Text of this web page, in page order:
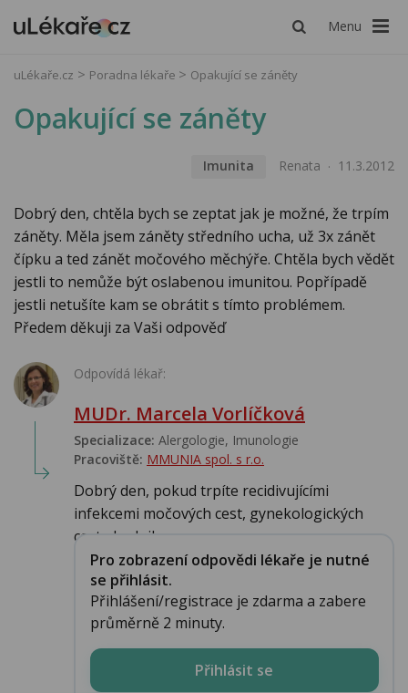
Menu
uLékaře.cz Poradna lékaře Opakující se záněty
Opakující se záněty
Imunita Renata 11.3.2012
Dobrý den, chtěla bych se zeptat jak je možné, že trpím
záněty. Měla jsem záněty středního ucha, už 3x zánět
čípku a ted zánět močového měchýře. Chtěla bych vědět
jestli to nemůže být oslabenou imunitou. Popřípadě
jestli netušíte kam se obrátit s tímto problémem.
Předem děkuji za Vaši odpověď
Odpovídá lékař:
MUDr. Marcela Vorlíčková
Specializace: Alergologie‎, Imunologie‎
Pracoviště: MMUNIA spol. s r.o.
Dobrý den, pokud trpíte recidivujícími
infekcemi močových cest, gynekologických
cest, doplnil...
Pro zobrazení odpovědi lékaře je nutné
se přihlásit.
Přihlášení/registrace je zdarma a zabere
průměrně 2 minuty.
Přihlásit se